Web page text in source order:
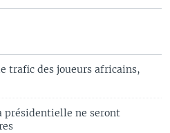
trafic des joueurs africains,
présidentielle ne seront